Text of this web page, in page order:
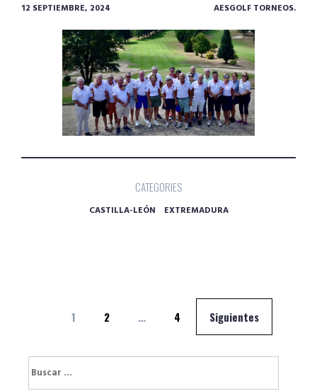
12 SEPTIEMBRE, 2024 AESGOLF TORNEOS.
CATEGORIES
CASTILLA-LEÓN EXTREMADURA
Navegación
entradas
1 2 … 4 Siguientes
Buscar: